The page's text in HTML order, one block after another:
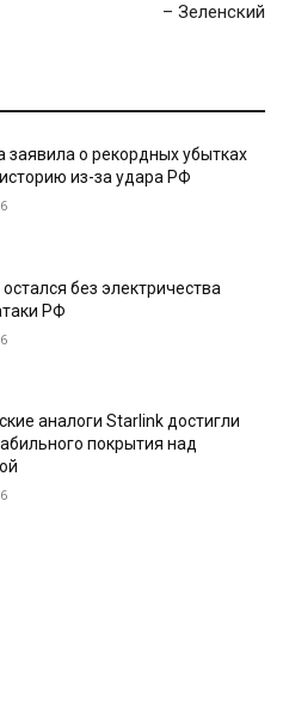
– Зеленский
заявила о рекордных убытках
из-за удара РФ
без электричества
РФ
аналоги Starlink достигли
покрытия над